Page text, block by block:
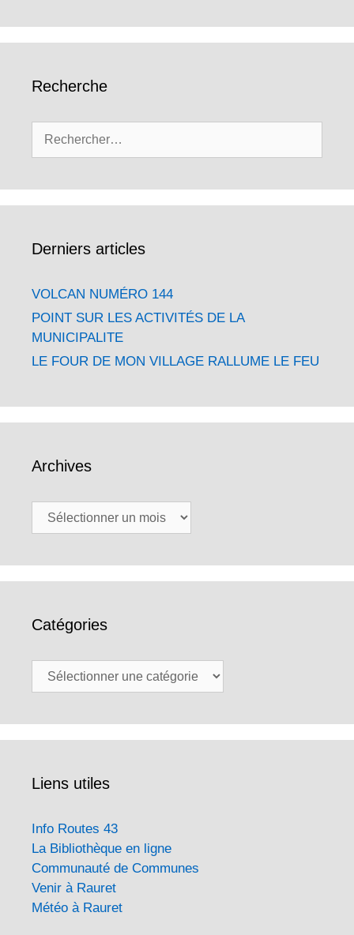
Recherche
Rechercher :
Derniers articles
VOLCAN NUMÉRO 144
POINT SUR LES ACTIVITÉS DE LA
MUNICIPALITE
LE FOUR DE MON VILLAGE RALLUME LE FEU
Archives
Archives
Catégories
Catégories
Liens utiles
Info Routes 43
La Bibliothèque en ligne
Communauté de Communes
Venir à Rauret
Météo à Rauret